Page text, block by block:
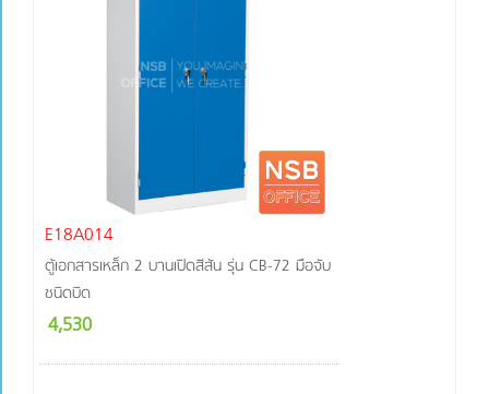
E18A014
ตู้เอกสารเหล็ก 2 บานเปิดสีสัน รุ่น CB-72 มือจับ
ชนิดบิด
4,530